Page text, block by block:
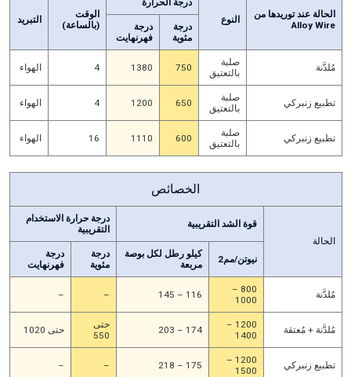
الحالة عند توريدها من
Alloy Wire
النوع
درجة الحرارة
الوقت
(بالساعة)
التبريد
درجة
مئوية
درجة
فهرنهايت
مُلدَّنة
صلبة
بالتعتيق
750
1380
4 الهواء
تطبيع زنبركي
صلبة
بالتعتيق
650
1200
4 الهواء
تطبيع زنبركي
صلبة
بالتعتيق
600
1110
16 الهواء
الخصائص
الحالة
قوة الشد التقريبية
درجة حرارة الاستخدام
التقريبية
نيوتن/مم2
كيلو رطل لكل بوصة
مربعة
درجة
مئوية
درجة
فهرنهايت
مُلدَّنة
800 –
1000
116 – 145
–
–
مُلدَّنة + مُعتقة
1200 –
1400
174 – 203
حتى
550
حتى 1020
تطبيع زنبركي
1200 –
1500
175 – 218
–
–